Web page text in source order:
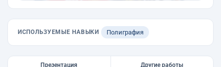
ИСПОЛЬЗУЕМЫЕ НАВЫКИ Полиграфия
Презентация Другие работы